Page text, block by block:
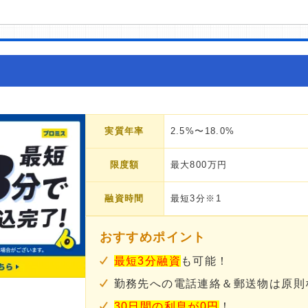
実質年率 2.5%〜18.0%
限度額 最大800万円
融資時間 最短3分※1
おすすめポイント
最短3分融資 も可能！
勤務先への電話連絡＆郵送物は原則